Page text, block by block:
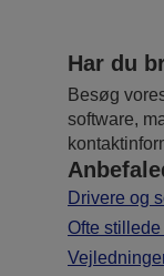
Har du
Besøg
software,
Drivere og
Ofte stillede